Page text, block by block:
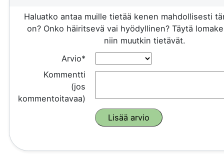
Haluatko antaa muille tietää kenen mahdollisesti
on? Onko häiritsevä vai hyödyllinen? Täytä
niin muutkin tietävät.
Arvio*
Kommentti
(jos
kommentoitavaa)